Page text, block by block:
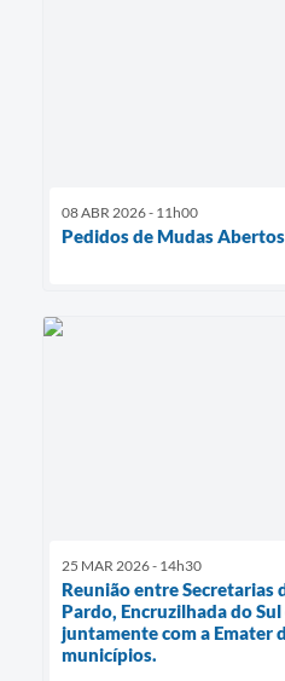
08 ABR 2026 - 11h00
Pedidos de Mudas Abertos
25 MAR 2026 - 14h30
Reunião entre Secretarias
Pardo, Encruzilhada do
juntamente com a Emater
municípios.